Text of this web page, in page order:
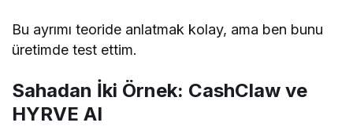
Bu ayrımı teoride anlatmak kolay, ama ben bunu
üretimde test ettim.
Sahadan İki Örnek: CashClaw ve
HYRVE AI